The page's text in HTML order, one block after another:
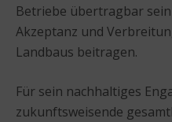
Betriebe übertragbar
Akzeptanz und
Landbaus beitragen.
Für sein nachhaltiges
zukunftsweisende